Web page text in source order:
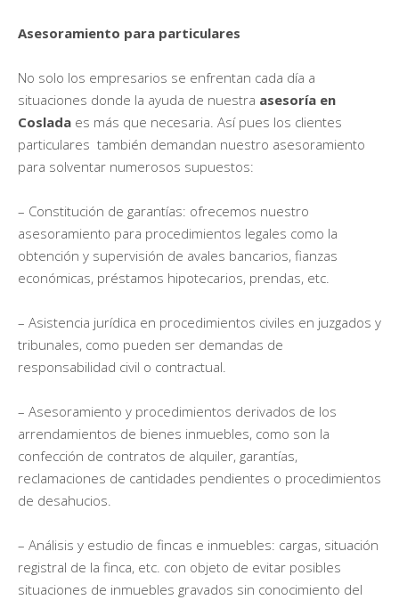
Asesoramiento para particulares
No solo los empresarios se enfrentan cada día a
situaciones donde la ayuda de nuestra asesoría en
Coslada es más que necesaria. Así pues los clientes
particulares también demandan nuestro asesoramiento
para solventar numerosos supuestos:
– Constitución de garantías: ofrecemos nuestro
asesoramiento para procedimientos legales como la
obtención y supervisión de avales bancarios, fianzas
económicas, préstamos hipotecarios, prendas, etc.
– Asistencia jurídica en procedimientos civiles en juzgados y
tribunales, como pueden ser demandas de
responsabilidad civil o contractual.
– Asesoramiento y procedimientos derivados de los
arrendamientos de bienes inmuebles, como son la
confección de contratos de alquiler, garantías,
reclamaciones de cantidades pendientes o procedimientos
de desahucios.
– Análisis y estudio de fincas e inmuebles: cargas, situación
registral de la finca, etc. con objeto de evitar posibles
situaciones de inmuebles gravados sin conocimiento del